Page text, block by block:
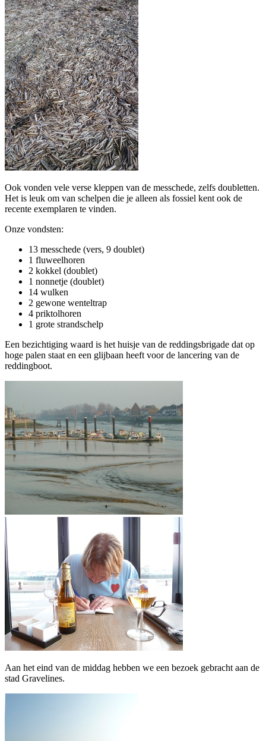
Ook vonden vele verse kleppen van de messchede, zelfs doubletten.
Het is leuk om van schelpen die je alleen als fossiel kent ook de
recente exemplaren te vinden.
Onze vondsten:
13 messchede (vers, 9 doublet)
1 fluweelhoren
2 kokkel (doublet)
1 nonnetje (doublet)
14 wulken
2 gewone wenteltrap
4 priktolhoren
1 grote strandschelp
Een bezichtiging waard is het huisje van de reddingsbrigade dat op
hoge palen staat en een glijbaan heeft voor de lancering van de
reddingboot.
Aan het eind van de middag hebben we een bezoek gebracht aan de
stad Gravelines.